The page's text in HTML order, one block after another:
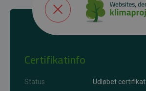
Certifikatinfo
Status
Udløbet certifikat